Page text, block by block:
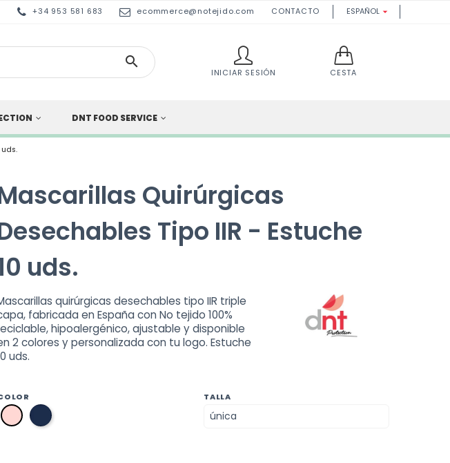
+34 953 581 683 ecommerce@notejido.com CONTACTO ESPAÑOL 

INICIAR SESIÓN CESTA
DNT FOOD SERVICE
Quirúrgicas
Tipo IIR - Estuche
uds.
quirúrgicas desechables tipo IIR triple
fabricada en España con No tejido 100%
hipoalergénico, ajustable y disponible
2 colores y personalizada con tu logo. Estuche
uds.
rosa azul
marino
TALLA